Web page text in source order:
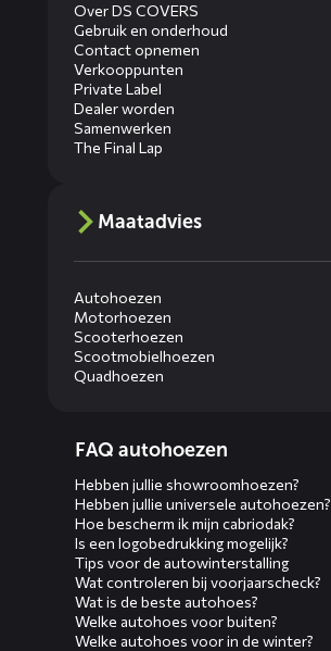
Over DS COVERS
Gebruik en onderhoud
Contact opnemen
Verkooppunten
Private Label
Dealer worden
Samenwerken
The Final Lap
Maatadvies
Autohoezen
Motorhoezen
Scooterhoezen
Scootmobielhoezen
Quadhoezen
menusFAQ autohoezen
Hebben jullie showroomhoezen?
Hebben jullie universele autohoezen?
Hoe bescherm ik mijn cabriodak?
Is een logobedrukking mogelijk?
Tips voor de autowinterstalling
Wat controleren bij voorjaarscheck?
Wat is de beste autohoes?
Welke autohoes voor buiten?
Welke autohoes voor in de winter?